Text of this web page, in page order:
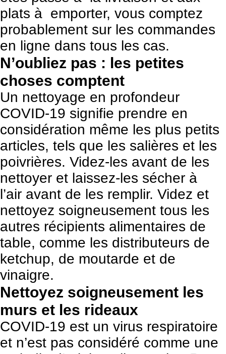
plats à emporter, vous comptez
probablement sur les commandes
en ligne dans tous les cas.
N’oubliez pas : les petites
choses comptent
Un nettoyage en profondeur
COVID-19 signifie prendre en
considération même les plus petits
articles, tels que les salières et les
poivrières. Videz-les avant de les
nettoyer et laissez-les sécher à
l’air avant de les remplir. Videz et
nettoyez soigneusement tous les
autres récipients alimentaires de
table, comme les distributeurs de
ketchup, de moutarde et de
vinaigre.
Nettoyez soigneusement les
murs et les rideaux
COVID-19 est un virus respiratoire
et n’est pas considéré comme une